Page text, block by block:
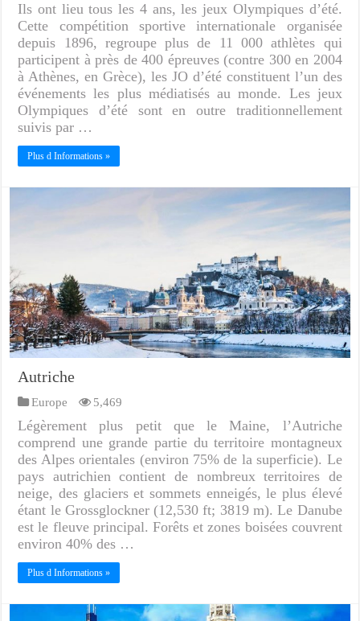
Ils ont lieu tous les 4 ans, les jeux Olympiques d’été.
Cette compétition sportive internationale organisée
depuis 1896, regroupe plus de 11 000 athlètes qui
participent à près de 400 épreuves (contre 300 en 2004
à Athènes, en Grèce), les JO d’été constituent l’un des
événements les plus médiatisés au monde. Les jeux
Olympiques d’été sont en outre traditionnellement
suivis par …
Plus d Informations »
Autriche
Europe 5,469
Légèrement plus petit que le Maine, l’Autriche
comprend une grande partie du territoire montagneux
des Alpes orientales (environ 75% de la superficie). Le
pays autrichien contient de nombreux territoires de
neige, des glaciers et sommets enneigés, le plus élevé
étant le Grossglockner (12,530 ft; 3819 m). Le Danube
est le fleuve principal. Forêts et zones boisées couvrent
environ 40% des …
Plus d Informations »